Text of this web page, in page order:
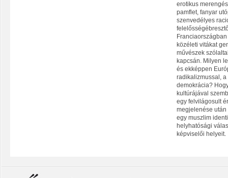
erotikus
pamflet, fanyar
szenvedélyes
közéleti vitákat
művészek
kapcsán. Milyen
és ekképpen
radikalizmussal,
demokrácia?
kultúrájával
egy felvilágosult
megjelenése
egy muszlim
helyhatósági
képviselői helyeit.